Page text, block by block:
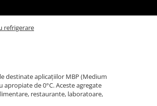
refrigerare
destinate aplicațiilor MBP (Medium
de 0°C. Aceste agregate
restaurante, laboratoare,